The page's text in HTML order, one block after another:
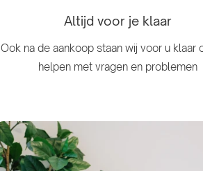
Altijd voor je klaar
Ook na de aankoop staan ​​wij voor u klaar
helpen met vragen en problemen